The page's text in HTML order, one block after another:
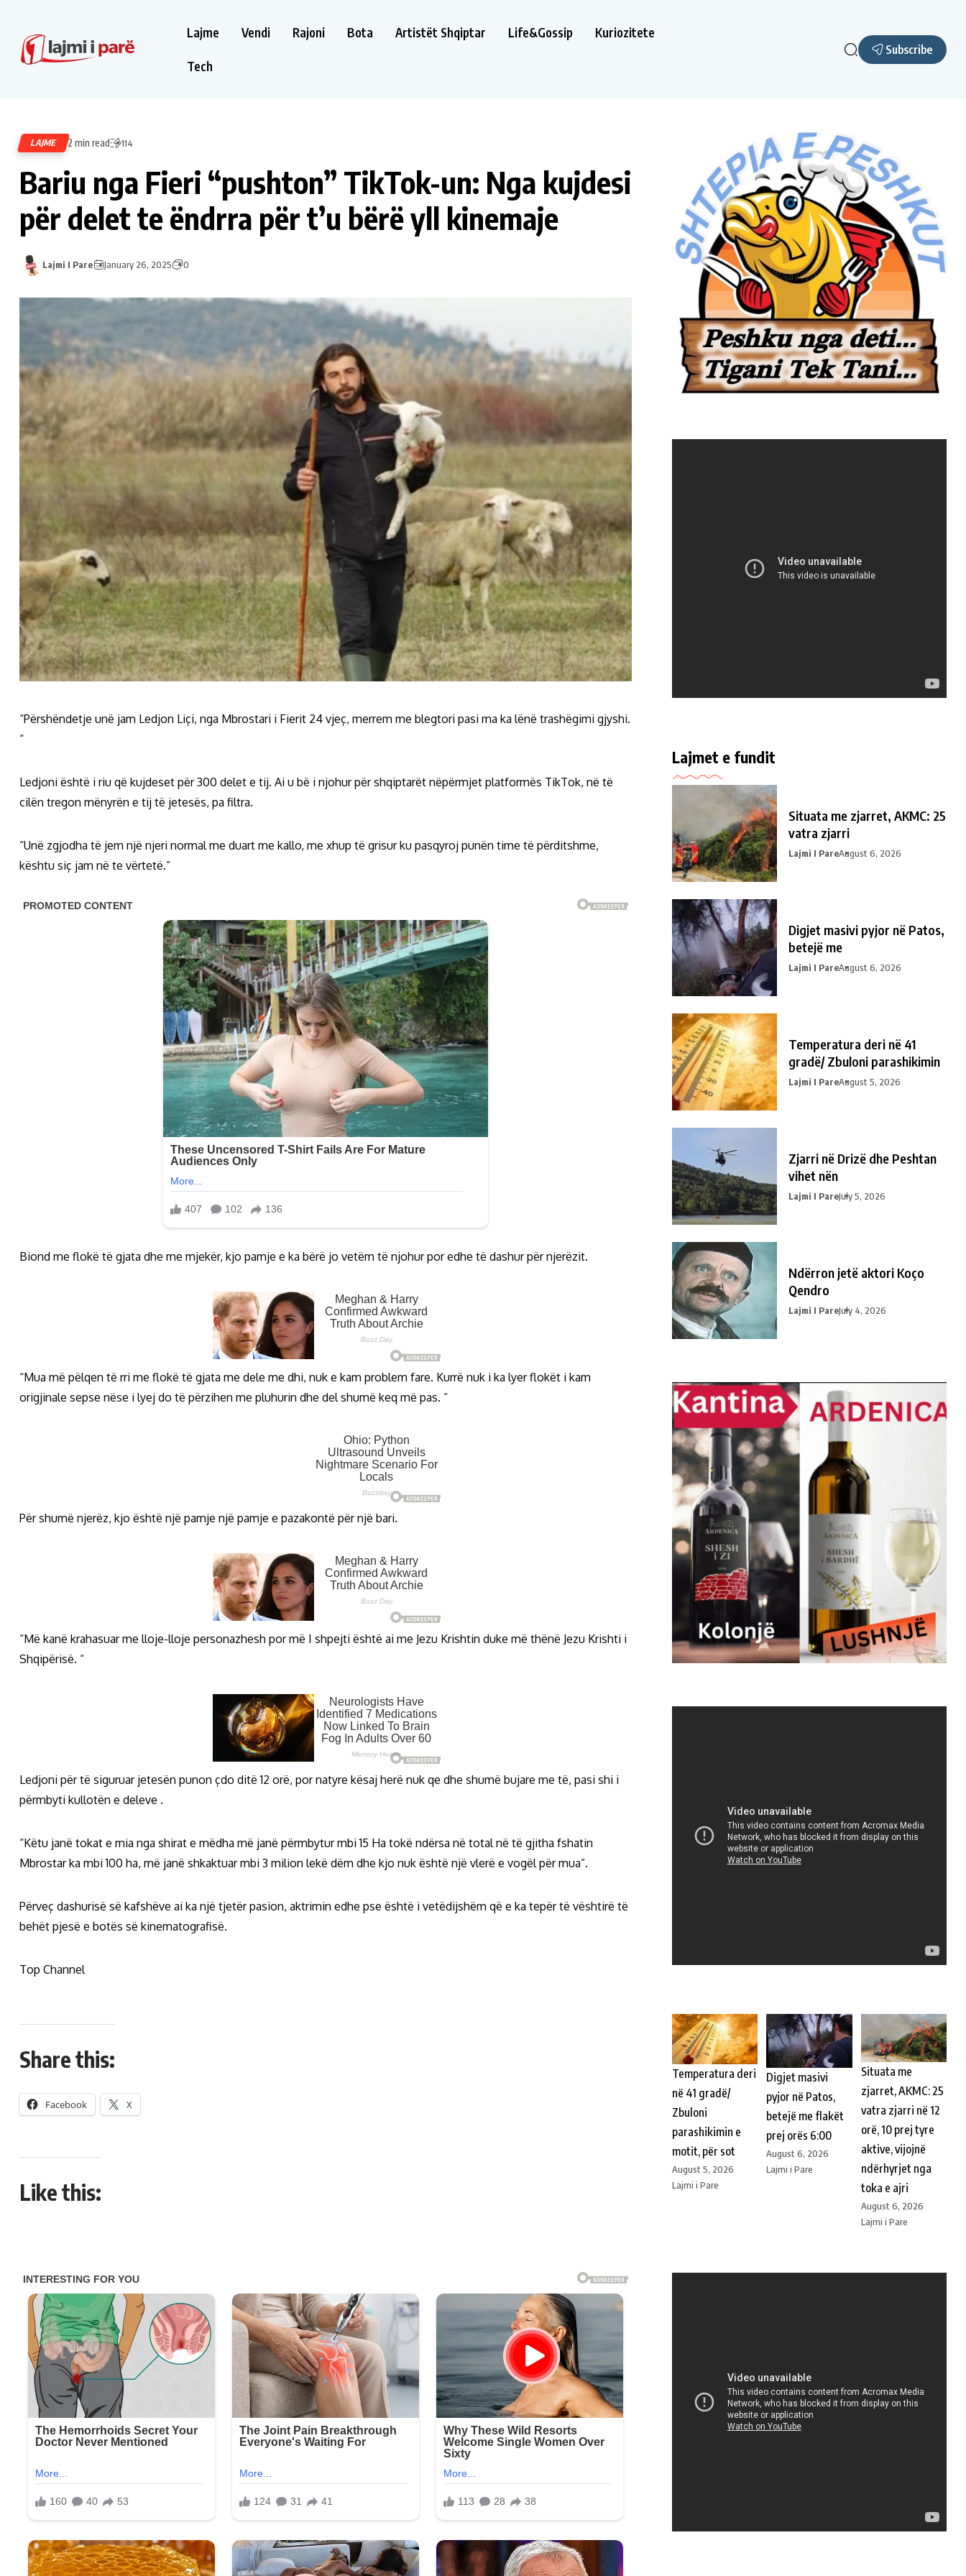
Lajme Vendi Rajoni Bota Artistët Shqiptar Life&Gossip Kuriozitete
Tech
Subscribe
LAJME 2 min read 114
Bariu nga Fieri “pushton” TikTok-un: Nga kujdesi
për delet te ëndrra për t’u bërë yll kinemaje
Lajmi I Pare January 26, 2025 0
“Përshëndetje unë jam Ledjon Liçi, nga Mbrostari i Fierit 24 vjeç, merrem me blegtori pasi ma ka lënë trashëgimi gjyshi.
“
Ledjoni është i riu që kujdeset për 300 delet e tij. Ai u bë i njohur për shqiptarët nëpërmjet platformës TikTok, në të
cilën tregon mënyrën e tij të jetesës, pa filtra.
“Unë zgjodha të jem një njeri normal me duart me kallo, me xhup të grisur ku pasqyroj punën time të përditshme,
kështu siç jam në te vërtetë.”
Biond me flokë të gjata dhe me mjekër, kjo pamje e ka bërë jo vetëm të njohur por edhe të dashur për njerëzit.
“Mua më pëlqen të rri me flokë të gjata me dele me dhi, nuk e kam problem fare. Kurrë nuk i ka lyer flokët i kam
origjinale sepse nëse i lyej do të përzihen me pluhurin dhe del shumë keq më pas. “
Për shumë njerëz, kjo është një pamje një pamje e pazakontë për një bari.
“Më kanë krahasuar me lloje-lloje personazhesh por më I shpejti është ai me Jezu Krishtin duke më thënë Jezu Krishti i
Shqipërisë. “
Ledjoni për të siguruar jetesën punon çdo ditë 12 orë, por natyre kësaj herë nuk qe dhe shumë bujare me të, pasi shi i
përmbyti kullotën e deleve .
“Këtu janë tokat e mia nga shirat e mëdha më janë përmbytur mbi 15 Ha tokë ndërsa në total në të gjitha fshatin
Mbrostar ka mbi 100 ha, më janë shkaktuar mbi 3 milion lekë dëm dhe kjo nuk është një vlerë e vogël për mua”.
Përveç dashurisë së kafshëve ai ka një tjetër pasion, aktrimin edhe pse është i vetëdijshëm që e ka tepër të vështirë të
behët pjesë e botës së kinematografisë.
Top Channel
Share this:
Facebook X
Like this:
Lajmet e fundit
Situata me zjarret, AKMC: 25
vatra zjarri
Lajmi I PareAugust 6, 2026
Digjet masivi pyjor në Patos,
betejë me
Lajmi I PareAugust 6, 2026
Temperatura deri në 41
gradë/ Zbuloni parashikimin
Lajmi I PareAugust 5, 2026
Zjarri në Drizë dhe Peshtan
vihet nën
Lajmi I PareJuly 5, 2026
Ndërron jetë aktori Koço
Qendro
Lajmi I PareJuly 4, 2026
Temperatura deri
në 41 gradë/
Zbuloni
parashikimin e
motit, për sot
August 5, 2026
Lajmi i Pare
Digjet masivi
pyjor në Patos,
betejë me flakët
prej orës 6:00
August 6, 2026
Lajmi i Pare
Situata me
zjarret, AKMC: 25
vatra zjarri në 12
orë, 10 prej tyre
aktive, vijojnë
ndërhyrjet nga
toka e ajri
August 6, 2026
Lajmi i Pare